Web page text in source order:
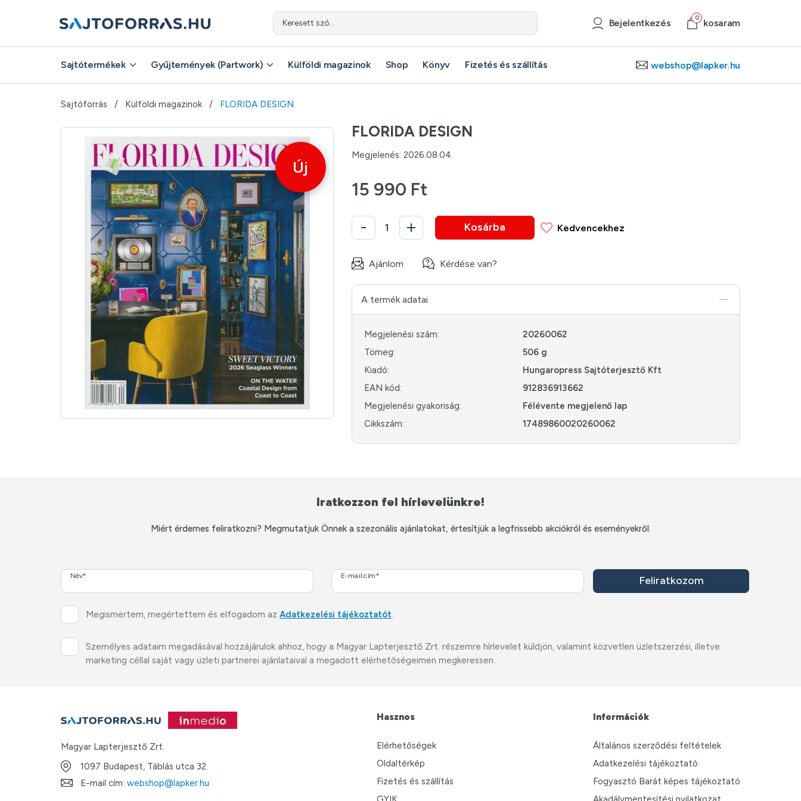
Keresett szó... Bejelentkezés kosaram
0
Sajtótermékek Gyűjtemények (Partwork) Külföldi magazinok Shop Könyv Fizetés és szállítás webshop@lapker.hu
Sajtóforrás Külföldi magazinok FLORIDA DESIGN
Új
FLORIDA DESIGN
Megjelenés: 2026.08.04.
15 990 Ft
Kosárba Kedvencekhez
Ajánlom Kérdése van?
A termék adatai
Megjelenési szám:
20260062
Tömeg:
506 g
Kiadó:
Hungaropress Sajtóterjesztő Kft
EAN kód:
912836913662
Megjelenési gyakoriság:
Félévente megjelenő lap
Cikkszám:
17489860020260062
Iratkozzon fel hírlevelünkre!
Miért érdemes feliratkozni? Megmutatjuk Önnek a szezonális ajánlatokat, értesítjük a legfrissebb akciókról és eseményekről.
Név* E-mail cím* Feliratkozom
Megismertem, megértettem és elfogadom az Adatkezelési tájékoztatót.
Személyes adataim megadásával hozzájárulok ahhoz, hogy a Magyar Lapterjesztő Zrt. részemre hírlevelet küldjön, valamint közvetlen üzletszerzési, illetve
marketing céllal saját vagy üzleti partnerei ajánlataival a megadott elérhetőségeimen megkeressen.
Magyar Lapterjesztő Zrt.
1097 Budapest, Táblás utca 32.
E-mail cím: webshop@lapker.hu
Hasznos
Elérhetőségek
Oldaltérkép
Fizetés és szállítás
Információk
Általános szerződési feltételek
Adatkezelési tájékoztató
Fogyasztó Barát képes tájékoztató